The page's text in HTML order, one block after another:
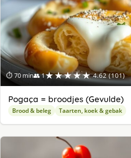
⏱ 70 min👥 1★★★★★ 4.62 (101)
Pogaça = broodjes (Gevulde)
Brood & beleg Taarten, koek & gebak